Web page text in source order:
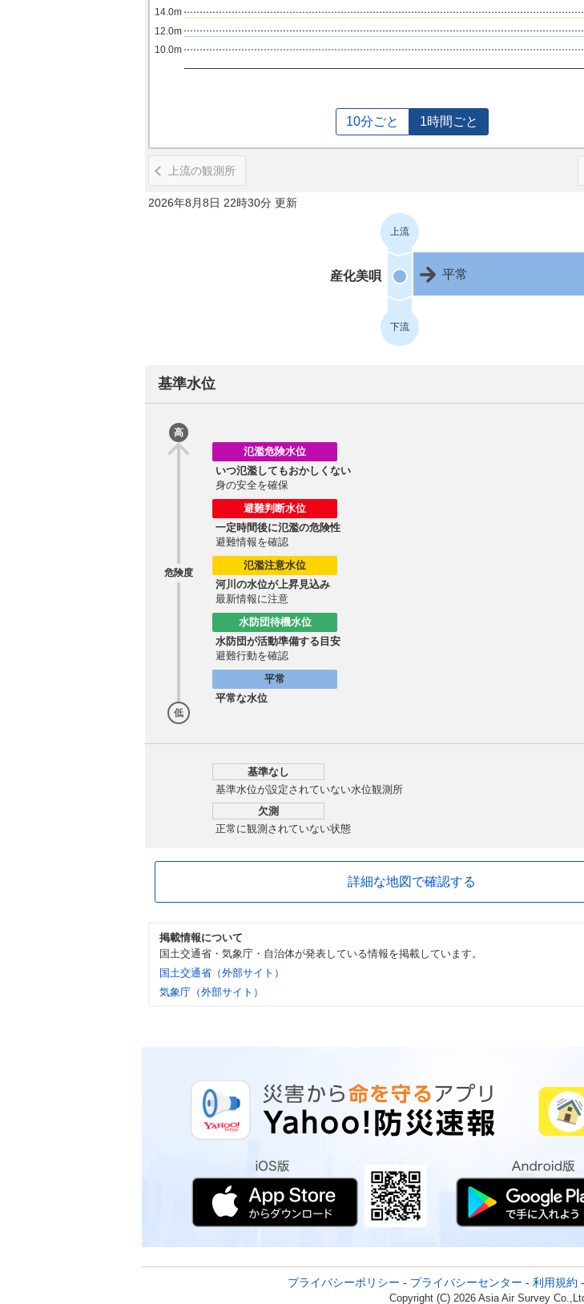
10.0m
12.0m
14.0m
10分ごと 1時間ごと
上流の観測所
2026年8月8日 22時30分 更新
上流
産化美唄 平常
下流
基準水位
高
危険度
低
氾濫危険水位
いつ氾濫してもおかしくない
身の安全を確保
避難判断水位
一定時間後に氾濫の危険性
避難情報を確認
氾濫注意水位
河川の水位が上昇見込み
最新情報に注意
水防団待機水位
水防団が活動準備する目安
避難行動を確認
平常
平常な水位
基準なし
基準水位が設定されていない水位観測所
欠測
正常に観測されていない状態
詳細な地図で確認する
掲載情報について
国土交通省・気象庁・自治体が発表している情報を掲載しています。
国土交通省（外部サイト）
気象庁（外部サイト）
プライバシーポリシー - プライバシーセンター - 利用規約 -
Copyright (C) 2026 Asia Air Survey